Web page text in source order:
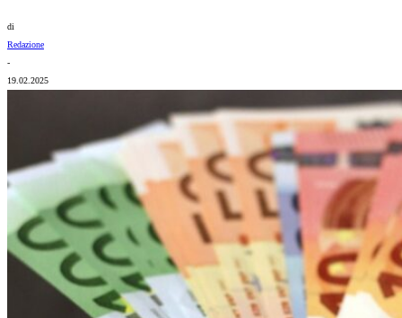
di
Redazione
-
19.02.2025